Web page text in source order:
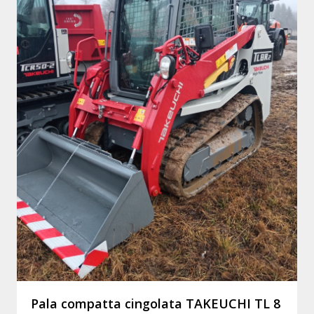
Pala compatta cingolata TAKEUCHI TL 8